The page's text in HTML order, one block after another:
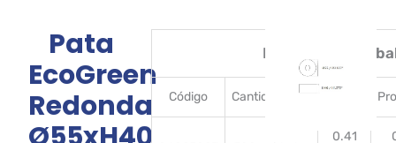
Pata
EcoGreen
Redonda
Detalles del
Código CantidadBulto
0.41